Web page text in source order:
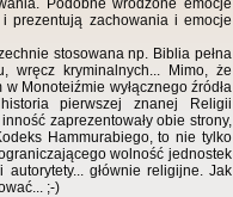
Podobne wrodzone emocje
prezentują zachowania i emocje
stosowana np. Biblia pełna
wręcz kryminalnych... Mimo, że
Monoteiźmie wyłącznego źródła
pierwszej znanej Religii
zaprezentowały obie strony,
Hammurabiego, to nie tylko
wolność jednostek
głównie religijne. Jak
;-)